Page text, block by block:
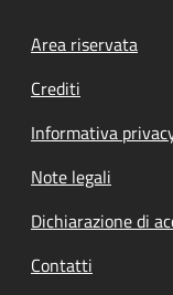
Footer
Area riservata
Crediti
Informativa
Note legali
Dichiarazione di
Contatti